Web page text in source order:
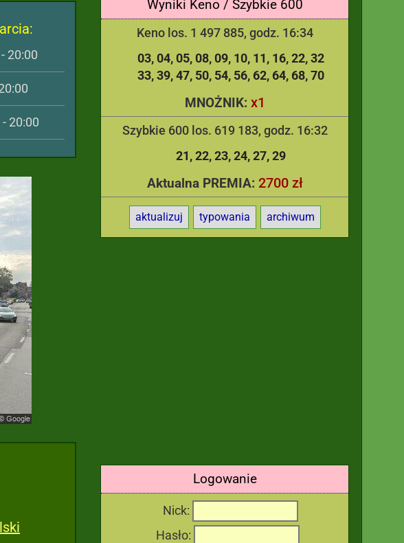
Wyniki Keno / Szybkie 600
Keno los. 1 497 885, godz. 16:34
03 04 05 08 09 10 11 16 22 32
33 39 47 50 54 56 62 64 68 70
MNOŻNIK: x1
Szybkie 600 los. 619 183, godz. 16:32
21 22 23 24 27 29
Aktualna PREMIA: 2700 zł
aktualizuj typowania archiwum
Logowanie
Nick:
Hasło:
20:00
20:00